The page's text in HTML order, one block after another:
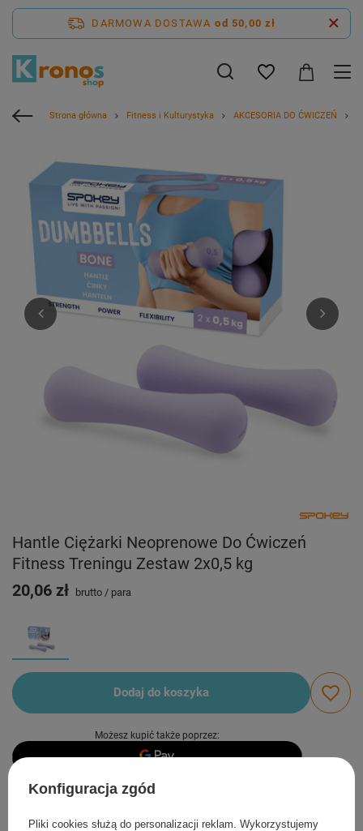
DARMOWA DOSTAWA od 50,00 zł
Strona główna Fitness i Kulturystyka AKCESORIA DO ĆWICZEŃ
Hantle Ciężarki Neoprenowe Do Ćwiczeń
Fitness Treningu Zestaw 2x0,5 kg
20,06 zł
brutto / para
Dodaj do koszyka
Możesz kupić także poprzez:
Produkt dostępny Wysyłka
Darmowa i szybka dostawaod50,00 zł
Konfiguracja zgód
Pliki cookies służą do personalizacji reklam. Wykorzystujemy